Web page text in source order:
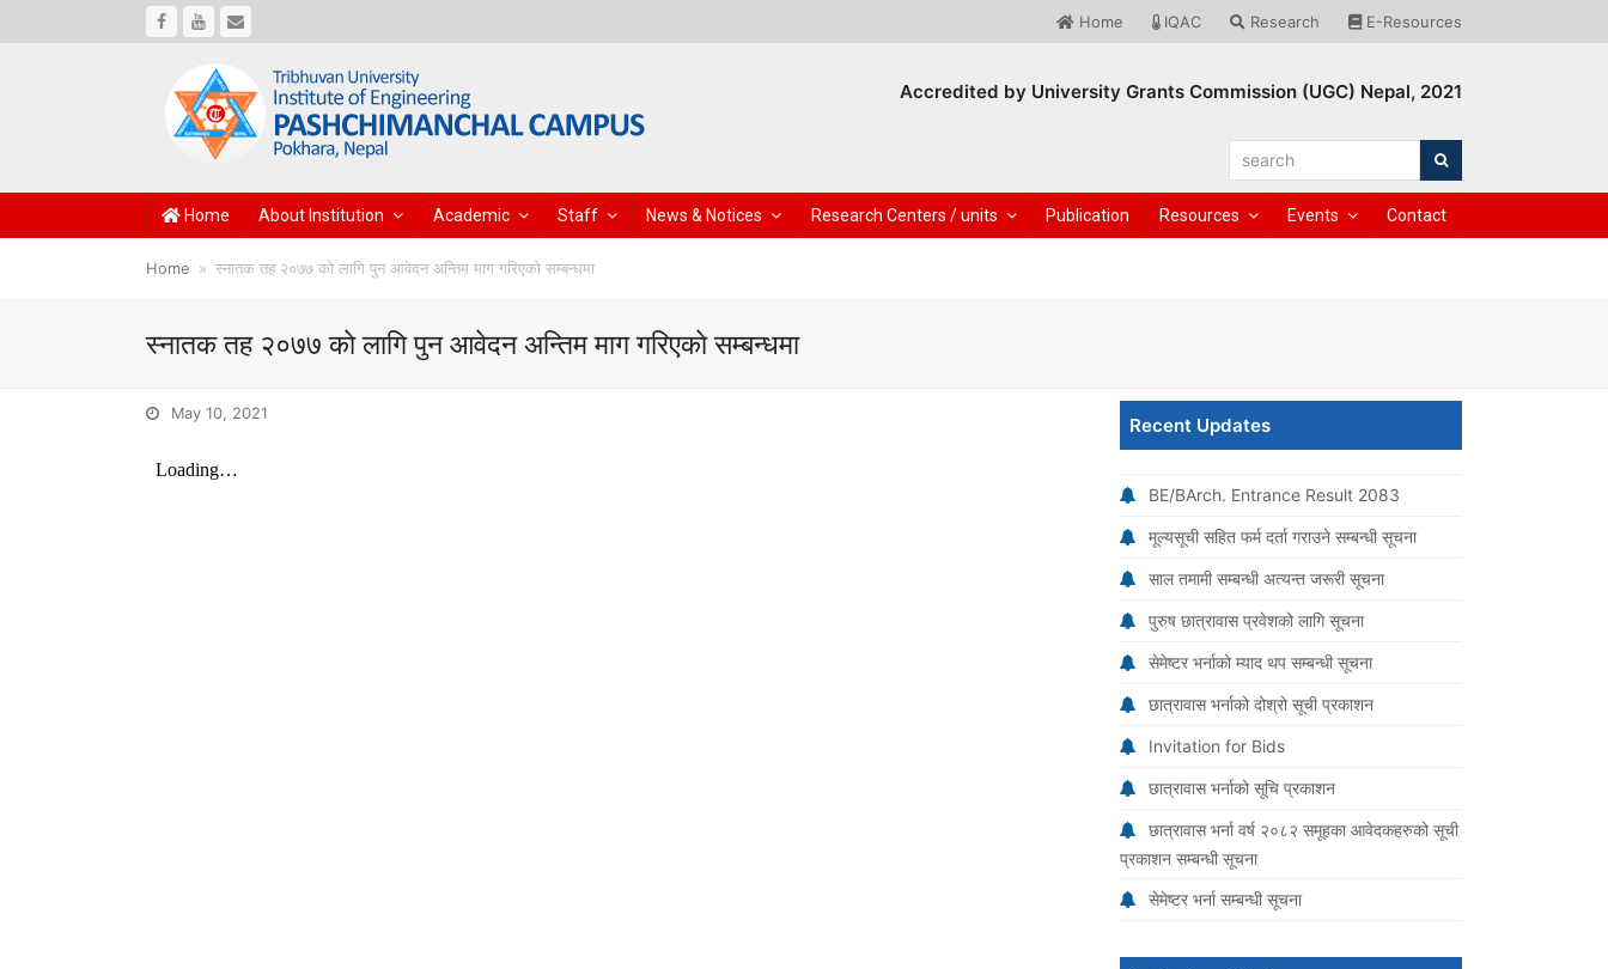
Facebook
Youtube Home IQAC Research E-Resources
Accredited by University Grants Commission (UGC) Nepal, 2021
search
Home About Institution Academic Staff News & Notices Research Centers / units Publication Resources Events Contact
Home » स्नातक तह २०७७ काे लागि पुन आवेदन अन्तिम माग गरिएकाे सम्बन्धमा
स्नातक तह २०७७ काे लागि पुन आवेदन अन्तिम माग गरिएकाे सम्बन्धमा
May 10, 2021
Recent Updates
BE/BArch. Entrance Result 2083
मूल्यसूची सहित फर्म दर्ता गराउने सम्बन्धी सूचना
साल तमामी सम्बन्धी अत्यन्त जरूरी सूचना
पुरुष छात्रावास प्रवेशको लागि सूचना
सेमेष्टर भर्नाको म्याद थप सम्बन्धी सूचना
छात्रावास भर्नाको दोश्रो सूची प्रकाशन
Invitation for Bids
छात्रावास भर्नाको सूचि प्रकाशन
छात्रावास भर्ना वर्ष २०८२ समूहका आवेदकहरुको सूची
प्रकाशन सम्बन्धी सूचना
सेमेष्टर भर्ना सम्बन्धी सूचना